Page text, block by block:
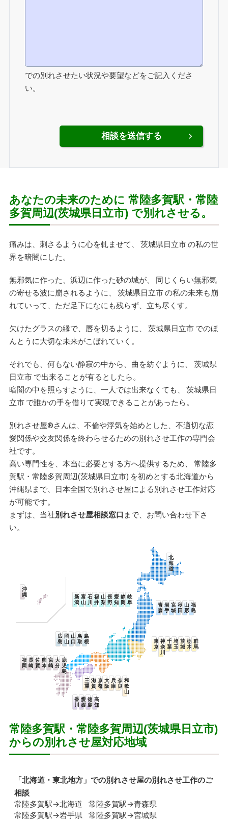
での別れさせたい状況や要望などをご記入くださ
い。
あなたの未来のために 常陸多賀駅・常陸
多賀周辺(茨城県日立市) で別れさせる。
痛みは、刺さるように心を軋ませて、 茨城県日立市 の私の世
界を暗闇にした。
無邪気に作った、浜辺に作った砂の城が、 同じくらい無邪気
の寄せる波に崩されるように、 茨城県日立市 の私の未来も崩
れていって、ただ足下になにも残らず、立ち尽くす。
欠けたグラスの縁で、唇を切るように、 茨城県日立市 でのほ
んとうに大切な未来がこぼれていく。
それでも、何もない静寂の中から、曲を紡ぐように、 茨城県
日立市 で出来ることが有るとしたら。
暗闇の中を照らすように、一人では出来なくても、 茨城県日
立市 で誰かの手を借りて実現できることがあったら。
別れさせ屋®さんは、不倫や浮気を始めとした、不適切な恋
愛関係や交友関係を終わらせるための別れさせ工作の専門会
社です。
高い専門性を、本当に必要とする方へ提供するため、 常陸多
賀駅・常陸多賀周辺(茨城県日立市) を初めとする北海道から
沖縄県まで、日本全国で別れさせ屋による別れさせ工作対応
が可能です。
まずは、当社別れさせ屋相談窓口 まで、お問い合わせ下さ
い。
北
海
道
青
森
岩
手
宮
城
秋
田
山
形
福
島
東
京
神
奈
川
千
葉
埼
玉
茨
城
栃
木
群
馬
新
潟
富
山
石
川
福
井
山
梨
長
野
愛
知
静
岡
岐
阜
三
重
滋
賀
京
都
大
阪
兵
庫
奈
良
和
歌
山
広
島
岡
山
山
口
鳥
取
島
根
香
川
愛
媛
徳
島
高
知
福
岡
長
崎
佐
賀
熊
本
宮
崎
大
分
鹿
児
島
沖
縄
常陸多賀駅・常陸多賀周辺(茨城県日立市)
からの別れさせ屋対応地域
「北海道・東北地方 」での別れさせ屋の別れさせ工作のご
相談
常陸多賀駅→北海道
常陸多賀駅→青森県
常陸多賀駅→岩手県
常陸多賀駅→宮城県